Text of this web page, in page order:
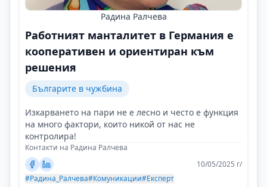
Радина Ралчева
Работният манталитет в Германия е
кооперативен и ориентиран към
решения
Българите в чужбина
Изкарването на пари не е лесно и често е функция
на много фактори, които никой от нас не
контролира!
Контакти на Радина Ралчева
10/05/2025 г/
#Радина_Ралчева#Комуникации#Експерт